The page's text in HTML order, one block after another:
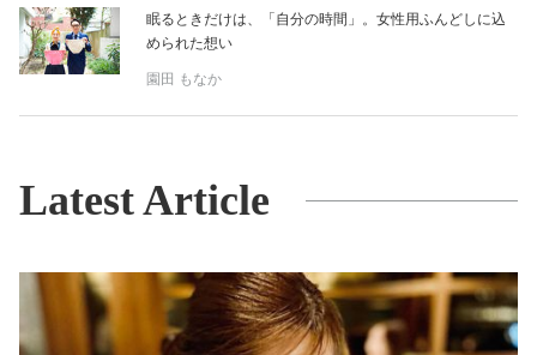
眠るときだけは、「自分の時間」。女性用ふんどしに込
められた想い
園田 もなか
Latest Article